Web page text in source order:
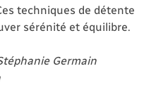
techniques de détente
sérénité et équilibre.
Germain